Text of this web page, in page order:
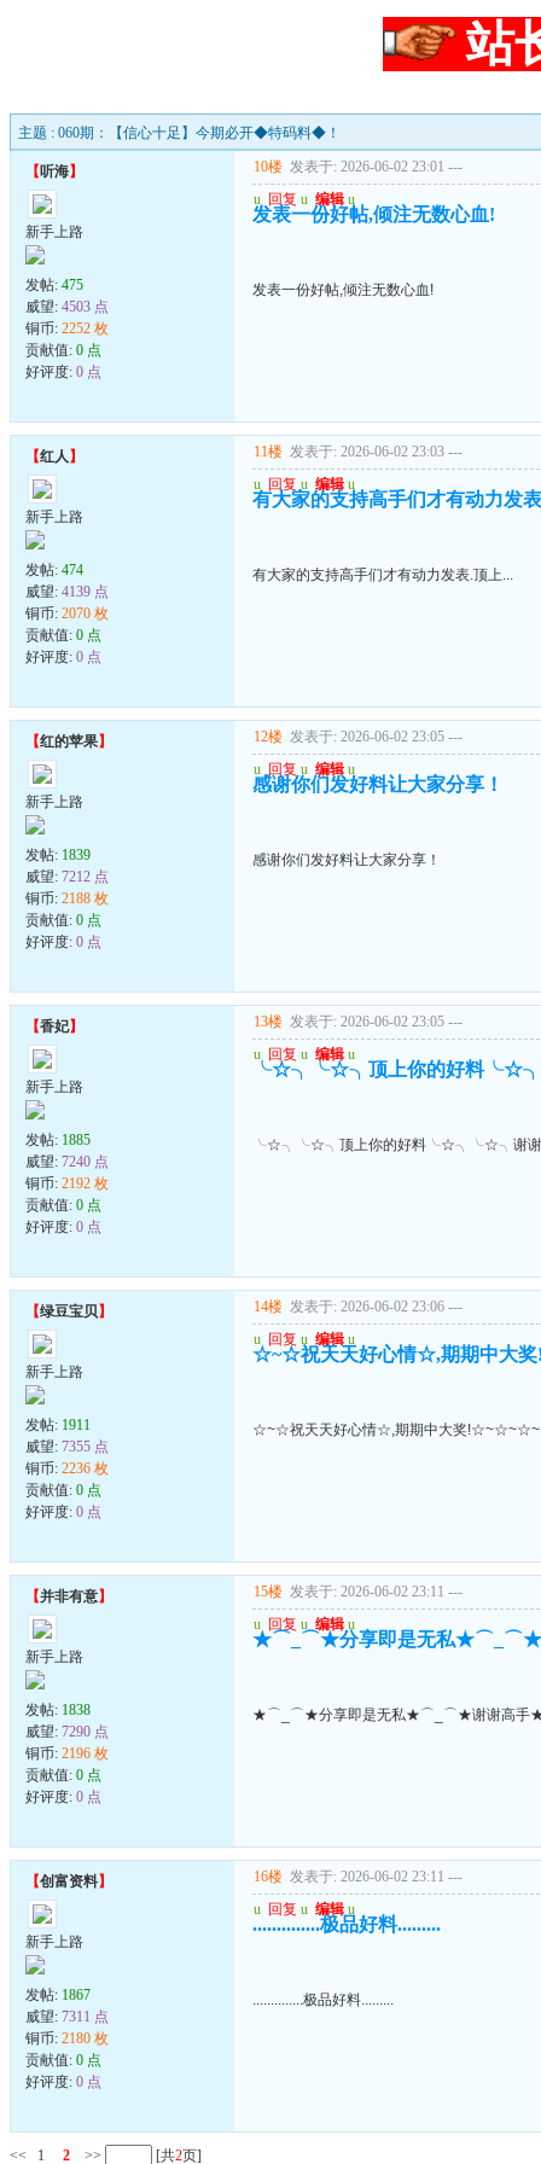
站
主题 : 060期：【信心十足】今期必开◆特码料◆！
【听海】
新手上路
发帖: 475
威望: 4503 点
铜币: 2252 枚
贡献值: 0 点
好评度: 0 点
10楼 发表于: 2026-06-02 23:01 ---
u 回复 u 编辑 u
发表一份好帖,倾注无数心血!
发表一份好帖,倾注无数心血!
【红人 】
新手上路
发帖: 474
威望: 4139 点
铜币: 2070 枚
贡献值: 0 点
好评度: 0 点
11楼 发表于: 2026-06-02 23:03 ---
u 回复 u 编辑 u
有大家的支持高手们才有动力发
有大家的支持高手们才有动力发表.顶上...
【红的苹果】
新手上路
发帖: 1839
威望: 7212 点
铜币: 2188 枚
贡献值: 0 点
好评度: 0 点
12楼 发表于: 2026-06-02 23:05 ---
u 回复 u 编辑 u
感谢你们发好料让大家分享！
感谢你们发好料让大家分享！
【香妃】
新手上路
发帖: 1885
威望: 7240 点
铜币: 2192 枚
贡献值: 0 点
好评度: 0 点
13楼 发表于: 2026-06-02 23:05 ---
u 回复 u 编辑 u
╰☆╮╰☆╮顶上你的好料
╰☆╮╰☆╮顶上你的好料╰☆╮╰☆╮谢
【绿豆宝贝】
新手上路
发帖: 1911
威望: 7355 点
铜币: 2236 枚
贡献值: 0 点
好评度: 0 点
14楼 发表于: 2026-06-02 23:06 ---
u 回复 u 编辑 u
☆~☆祝天天好心情☆,期期中大
☆~☆祝天天好心情☆,期期中大奖
【并非有意】
新手上路
发帖: 1838
威望: 7290 点
铜币: 2196 枚
贡献值: 0 点
好评度: 0 点
15楼 发表于: 2026-06-02 23:11 ---
u 回复 u 编辑 u
★⌒_⌒★分享即是无私
★⌒_⌒★分享即是无私★⌒_⌒★谢谢高
【创富资料】
新手上路
发帖: 1867
威望: 7311 点
铜币: 2180 枚
贡献值: 0 点
好评度: 0 点
16楼 发表于: 2026-06-02 23:11 ---
u 回复 u 编辑 u
..............极品好料.........
..............极品好料.........
<< 1 2 >> [共2页]